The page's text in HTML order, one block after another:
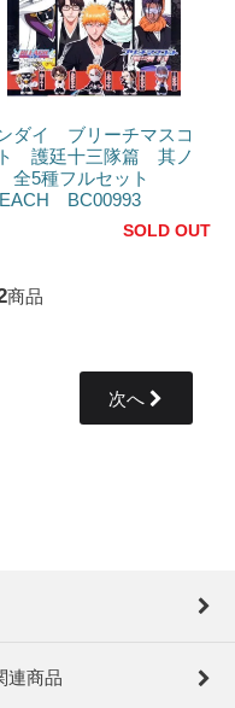
ダイ ブリーチマスコ
護廷十三隊篇 其ノ
5種フルセット
BC00993
SOLD OUT
商品
次へ
連商品